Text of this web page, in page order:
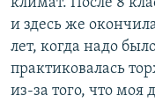
и здесь же
лет, когда надо
практиковалась
из-за того, что моя